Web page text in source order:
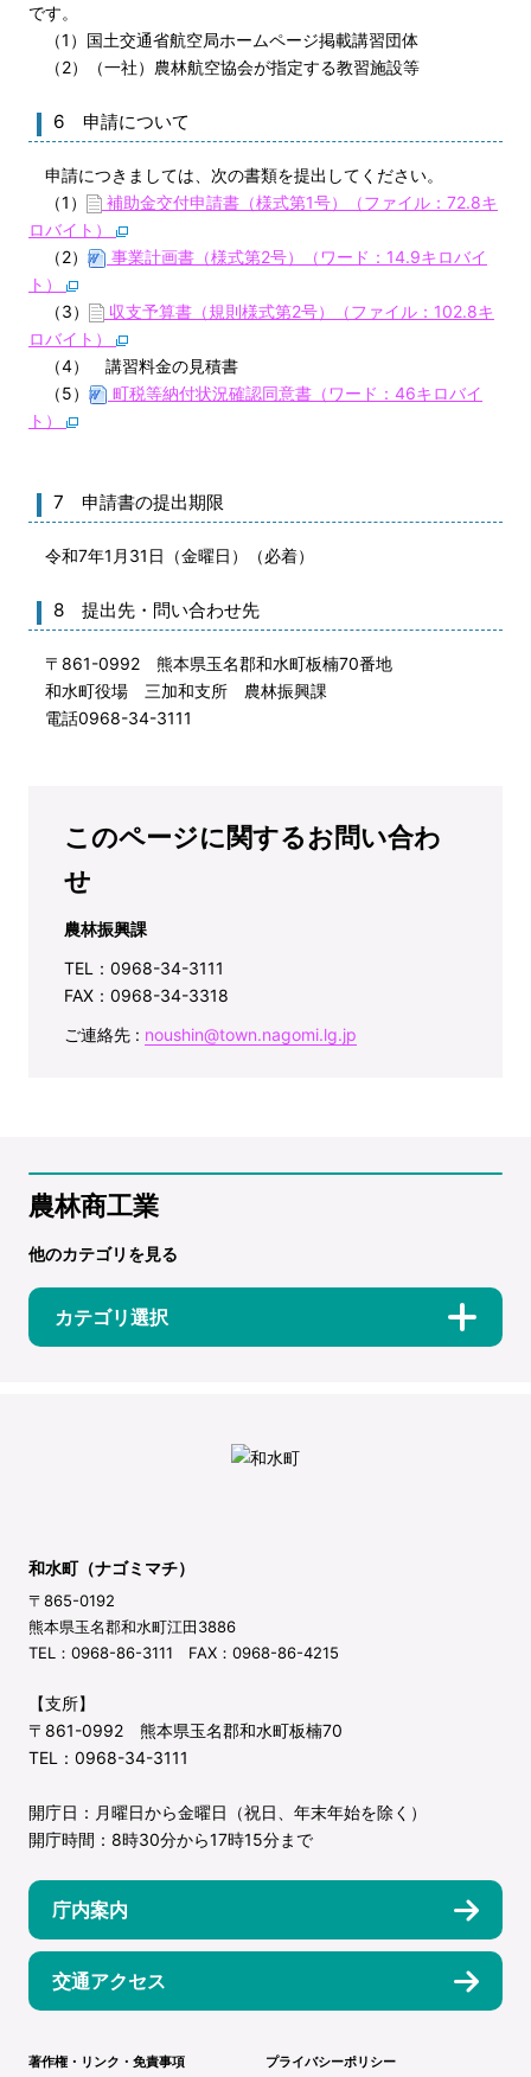
です。
（1）国土交通省航空局ホームページ掲載講習団体
（2）（一社）農林航空協会が指定する教習施設等
6 申請について
申請につきましては、次の書類を提出してください。
（1）
補助金交付申請書（様式第1号）（ファイル：72.8キ
ロバイト）
（2）
事業計画書（様式第2号）（ワード：14.9キロバイ
ト）
（3）
収支予算書（規則様式第2号）（ファイル：102.8キ
ロバイト）
（4） 講習料金の見積書
（5）
町税等納付状況確認同意書（ワード：46キロバイ
ト）
7 申請書の提出期限
令和7年1月31日（金曜日）（必着）
8 提出先・問い合わせ先
〒861-0992 熊本県玉名郡和水町板楠70番地
和水町役場 三加和支所 農林振興課
電話0968-34-3111
このページに関するお問い合わ
せ
農林振興課
TEL：0968-34-3111
FAX：0968-34-3318
ご連絡先 : noushin@town.nagomi.lg.jp
農林商工業
他のカテゴリを見る
カテゴリ選択
和水町（ナゴミマチ）
〒865-0192
熊本県玉名郡和水町江田3886
TEL：0968-86-3111 FAX：0968-86-4215
【支所】
〒861-0992 熊本県玉名郡和水町板楠70
TEL：0968-34-3111
開庁日：月曜日から金曜日（祝日、年末年始を除く）
開庁時間：8時30分から17時15分まで
庁内案内
交通アクセス
著作権・リンク・免責事項 プライバシーポリシー